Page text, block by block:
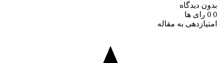
دیدگاه
رای ها
به مقاله